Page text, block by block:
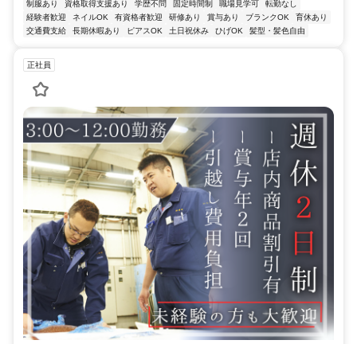
制服あり 資格取得支援あり 学歴不問 固定時間制 職場見学可
転勤なし
経験者歓迎
ネイルOK 有資格者歓迎 研修あり 賞与あり ブランクOK
育休あり
交通費支給
長期休暇あり ピアスOK 土日祝休み ひげOK 髪型・髪色自由
正社員